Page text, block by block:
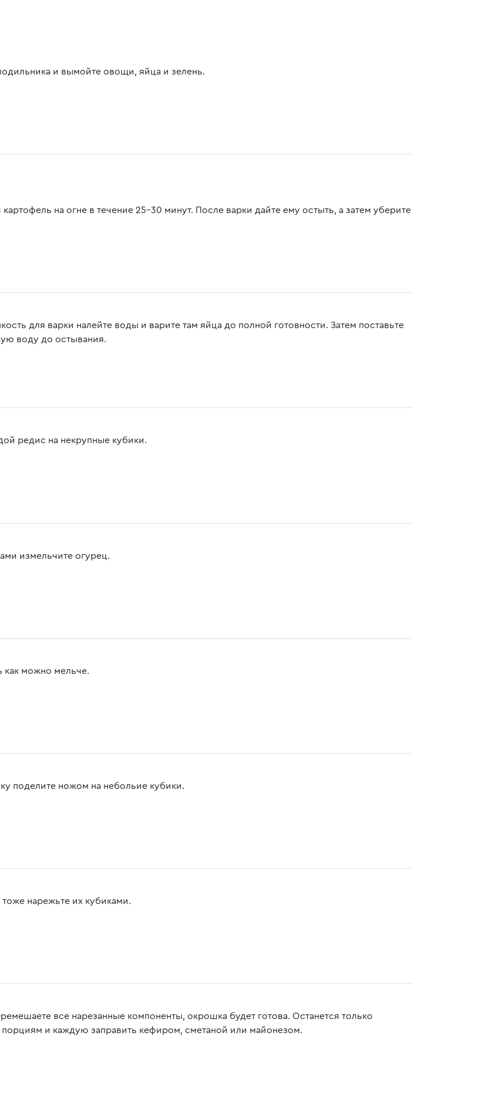
и вымойте овощи, яйца и зелень.
на огне в течение 25-30 минут. После варки дайте ему остыть, а затем уберите
для варки налейте воды и варите там яйца до полной готовности. Затем поставьте
воду до остывания.
редис на некрупные кубики.
измельчите огурец.
как можно мельче.
поделите ножом на небольие кубики.
нарежьте их кубиками.
все нарезанные компоненты, окрошка будет готова. Останется только
порциям и каждую заправить кефиром, сметаной или майонезом.